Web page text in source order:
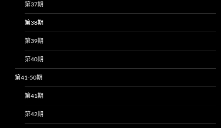
第37期
第38期
第39期
第40期
第41-50期
第41期
第42期